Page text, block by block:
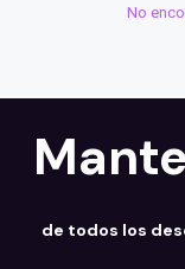
No
de todos los